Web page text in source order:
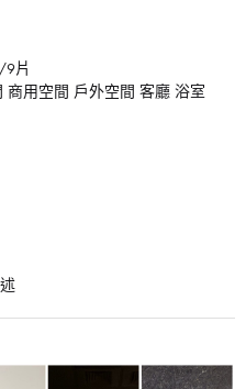
9片
商用空間 戶外空間 客廳 浴室